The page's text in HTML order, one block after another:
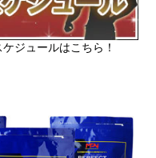
ジュールはこちら！